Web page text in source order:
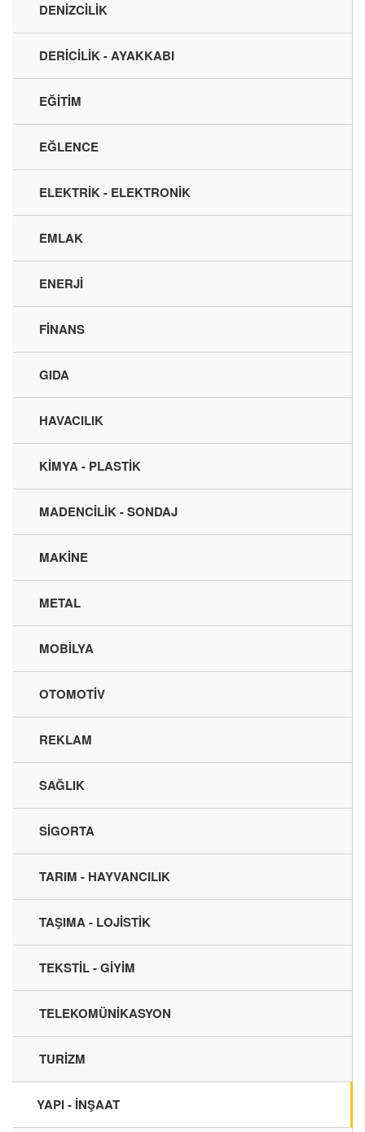
DENİZCİLİK
DERİCİLİK - AYAKKABI
EĞİTİM
EĞLENCE
ELEKTRİK - ELEKTRONİK
EMLAK
ENERJİ
FİNANS
GIDA
HAVACILIK
KİMYA - PLASTİK
MADENCİLİK - SONDAJ
MAKİNE
METAL
MOBİLYA
OTOMOTİV
REKLAM
SAĞLIK
SİGORTA
TARIM - HAYVANCILIK
TAŞIMA - LOJİSTİK
TEKSTİL - GİYİM
TELEKOMÜNİKASYON
TURİZM
YAPI - İNŞAAT